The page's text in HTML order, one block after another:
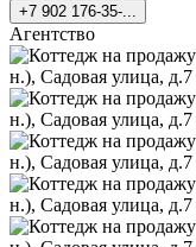
+7 902 176-35-...
Агентство